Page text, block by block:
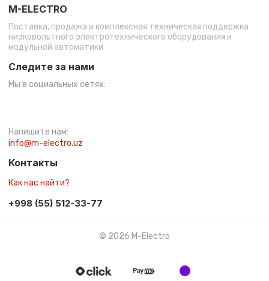
M-ELECTRO
Поставка, продажа и комплексная техническая поддержка
низковольтного электротехнического оборудования и
модульной автоматики
Следите за нами
Мы в социальных сетях:
Напишите нам:
info@m-electro.uz
Контакты
Как нас найти?
+998 (55) 512-33-77
© 2026 M-Electro